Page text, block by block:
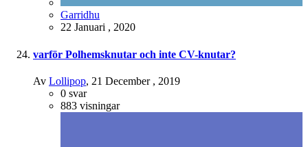
Garridhu
22 Januari , 2020
varför Polhemsknutar och inte CV-knutar?
Av Lollipop, 21 December , 2019
0 svar
883 visningar